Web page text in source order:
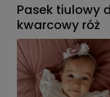
Pasek tiulowy
kwarcowy róż